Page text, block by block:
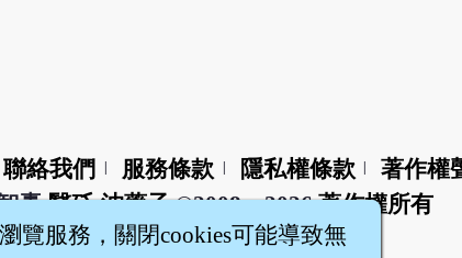
聯絡我們 服務條款 隱私權條款
著作權
橐‧醫砭‧沈藥子©2008～2026著作權所有
覽服務，關閉cookies可能導致無